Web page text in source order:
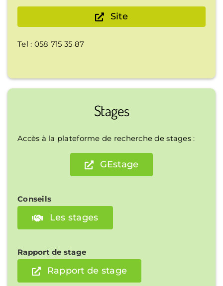
Site
Tel : 058 715 35 87
Stages
Accès à la plateforme de recherche de stages :
GEstage
Conseils
Les stages
Rapport de stage
Rapport de stage